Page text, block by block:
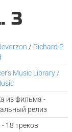
3
/ Richard P.
Music Library /
из фильма -
релиз
18 треков